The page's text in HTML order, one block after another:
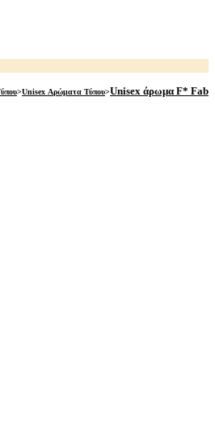
>Unisex Αρώματα Τύπου>Unisex άρωμα F* Fab